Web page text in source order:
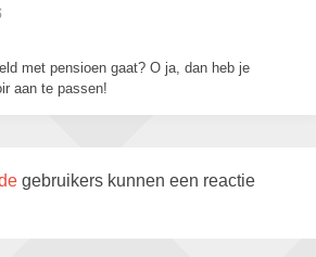
met pensioen gaat? O ja, dan heb je
aan te passen!
gebruikers kunnen een reactie